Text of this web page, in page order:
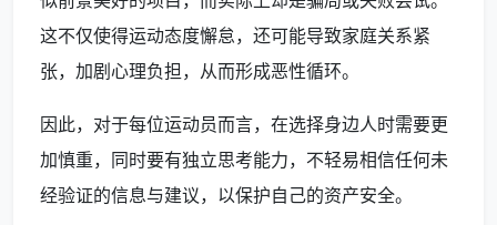
这不仅使得运动态度懈怠，还可能导致家庭关系紧
张，加剧心理负担，从而形成恶性循环。
因此，对于每位运动员而言，在选择身边人时需要更
加慎重，同时要有独立思考能力，不轻易相信任何未
经验证的信息与建议，以保护自己的资产安全。